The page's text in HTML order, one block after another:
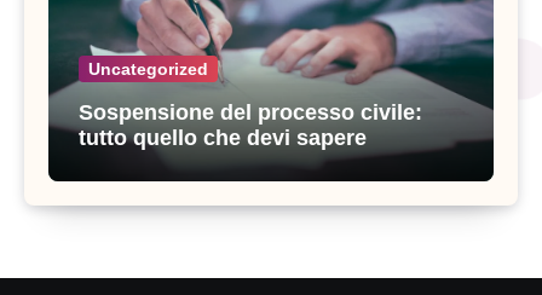
Uncategorized
Sospensione del processo civile:
tutto quello che devi sapere